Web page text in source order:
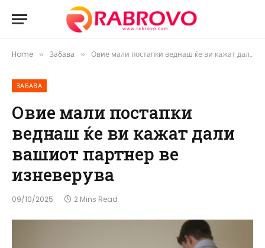
Home » Забава » Овие мали постапки веднаш ќе ви кажат дали вашиот партнер ве изневерува
ЗАБАВА
Овие мали постапки
веднаш ќе ви кажат дали
вашиот партнер ве
изневерува
09/10/2025 2 Mins Read